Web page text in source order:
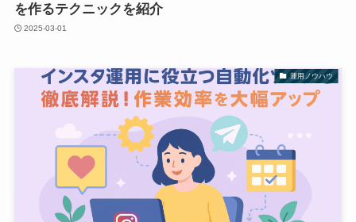
を作るテクニックを紹介
2025-03-01
運用ノウハウ